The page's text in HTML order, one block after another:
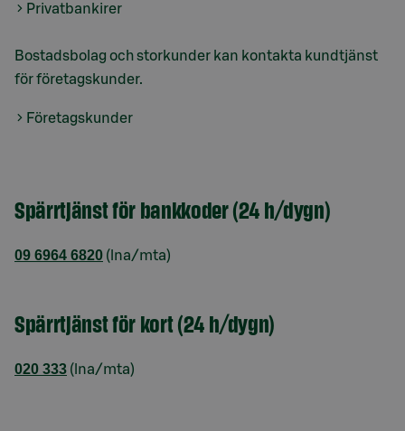
Privatbankirer
Bostadsbolag och storkunder kan kontakta kundtjänst
för företagskunder.
Företagskunder
Spärrtjänst för bankkoder (24 h/dygn)
09 6964 6820 (lna/mta)
Spärrtjänst för kort (24 h/dygn)
020 333 (lna/mta)